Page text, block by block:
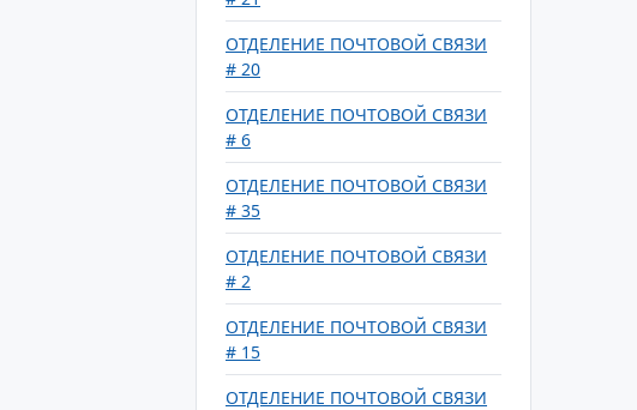
ОТДЕЛЕНИЕ ПОЧТОВОЙ СВЯЗИ
# 20
ОТДЕЛЕНИЕ ПОЧТОВОЙ СВЯЗИ
# 6
ОТДЕЛЕНИЕ ПОЧТОВОЙ СВЯЗИ
# 35
ОТДЕЛЕНИЕ ПОЧТОВОЙ СВЯЗИ
# 2
ОТДЕЛЕНИЕ ПОЧТОВОЙ СВЯЗИ
# 15
ОТДЕЛЕНИЕ ПОЧТОВОЙ СВЯЗИ